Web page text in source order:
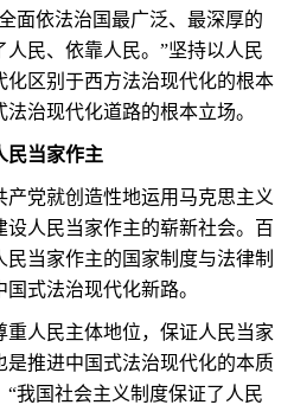
面依法治国最广泛、最深厚的
民、依靠人民。”坚持以人民
化区别于西方法治现代化的根本
治现代化道路的根本立场。
民当家作主
党就创造性地运用马克思主义
设人民当家作主的崭新社会。百
当家作主的国家制度与法律制
式法治现代化新路。
人民主体地位，保证人民当家
推进中国式法治现代化的本质
我国社会主义制度保证了人民